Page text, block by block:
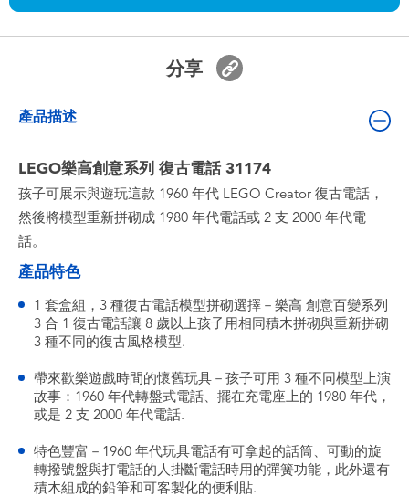
人氣角色
生活精品
分享
產品描述
LEGO樂高創意系列 復古電話 31174
孩子可展示與遊玩這款 1960 年代 LEGO Creator 復古電話，
然後將模型重新拼砌成 1980 年代電話或 2 支 2000 年代電
話。
產品特色
1 套盒組，3 種復古電話模型拼砌選擇－樂高 創意百變系列
3 合 1 復古電話讓 8 歲以上孩子用相同積木拼砌與重新拼砌
3 種不同的復古風格模型.
帶來歡樂遊戲時間的懷舊玩具－孩子可用 3 種不同模型上演
故事：1960 年代轉盤式電話、擺在充電座上的 1980 年代，
或是 2 支 2000 年代電話.
特色豐富－1960 年代玩具電話有可拿起的話筒、可動的旋
轉撥號盤與打電話的人掛斷電話時用的彈簧功能，此外還有
積木組成的鉛筆和可客製化的便利貼.